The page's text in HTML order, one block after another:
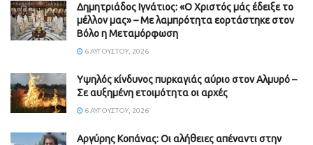
Δημητριάδος Ιγνάτιος: «Ο Χριστός μάς έδειξε το
μέλλον μας» – Με λαμπρότητα εορτάστηκε στον
Βόλο η Μεταμόρφωση
6 ΑΥΓΟΎΣΤΟΥ, 2026
Υψηλός κίνδυνος πυρκαγιάς αύριο στον Αλμυρό –
Σε αυξημένη ετοιμότητα οι αρχές
6 ΑΥΓΟΎΣΤΟΥ, 2026
Aργύρης Κοπάνας: Οι αλήθειες απέναντι στην